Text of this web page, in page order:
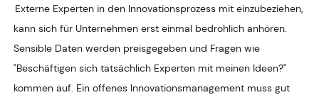
Externe Experten in den Innovationsprozess mit einzubeziehen,
kann sich für Unternehmen erst einmal bedrohlich anhören.
Sensible Daten werden preisgegeben und Fragen wie
"Beschäftigen sich tatsächlich Experten mit meinen Ideen?"
kommen auf. Ein offenes Innovationsmanagement muss gut